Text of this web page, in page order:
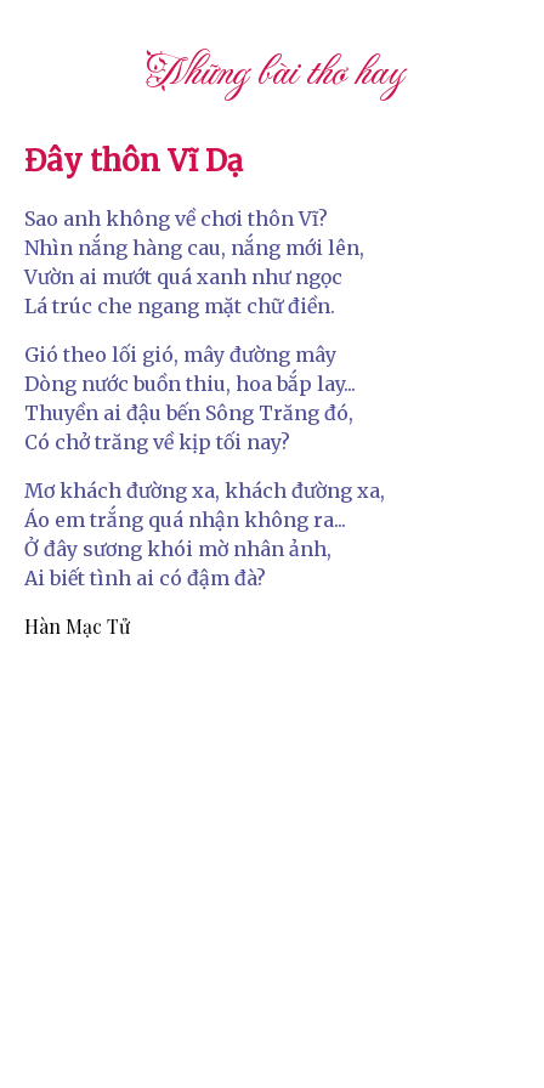
Những bài thơ hay
Đây thôn Vĩ Dạ
Sao anh không về chơi thôn Vĩ?
Nhìn nắng hàng cau, nắng mới lên,
Vườn ai mướt quá xanh như ngọc
Lá trúc che ngang mặt chữ điền.
Gió theo lối gió, mây đường mây
Dòng nước buồn thiu, hoa bắp lay...
Thuyền ai đậu bến Sông Trăng đó,
Có chở trăng về kịp tối nay?
Mơ khách đường xa, khách đường xa,
Áo em trắng quá nhận không ra...
Ở đây sương khói mờ nhân ảnh,
Ai biết tình ai có đậm đà?
Hàn Mạc Tử